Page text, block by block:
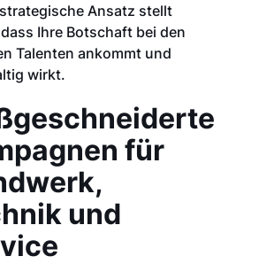
Ansatz stellt
Ihre Botschaft bei den
Talenten ankommt und
wirkt.
für
und